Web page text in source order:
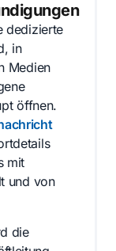
dedizierte
in
Medien
öffnen.
mit
und von
die